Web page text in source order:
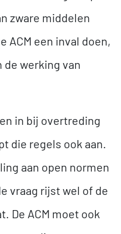
zware middelen
ACM een inval doen,
werking van
in bij overtreding
die regels ook aan.
aan open normen
vraag rijst wel of de
De ACM moet ook